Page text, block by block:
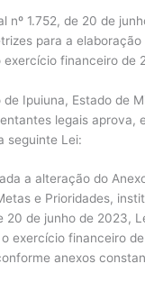
nº 1.752, de 20 de
para a
financeiro de
Ipuiuna, Estado de
legais aprova,
seguinte Lei:
a alteração do
e Prioridades,
20 de junho de 2023,
exercício financeiro
anexos